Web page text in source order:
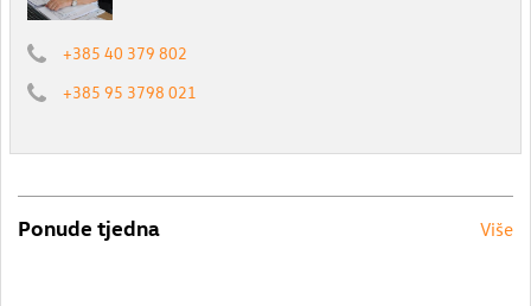
+385 40 379 802
+385 95 3798 021
Ponude tjedna Više